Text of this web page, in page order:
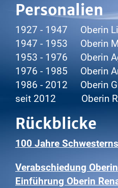
Personalien
1927 - 1947 Oberin
1947 - 1953 Oberin
1953 - 1976 Oberin
1976 - 1985 Oberin
1986 - 2012 Oberin
seit 2012 Oberin
Rückblicke
100 Jahre
Verabschiedung
Einführung Oberin